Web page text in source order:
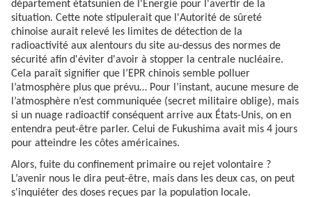
département étatsunien de l'Énergie pour l'avertir de la
situation. Cette note stipulerait que l'Autorité de sûreté
chinoise aurait relevé les limites de détection de la
radioactivité aux alentours du site au-dessus des normes de
sécurité afin d'éviter d'avoir à stopper la centrale nucléaire.
Cela paraît signifier que l’EPR chinois semble polluer
l’atmosphère plus que prévu… Pour l’instant, aucune mesure de
l’atmosphère n’est communiquée (secret militaire oblige), mais
si un nuage radioactif conséquent arrive aux États-Unis, on en
entendra peut-être parler. Celui de Fukushima avait mis 4 jours
pour atteindre les côtes américaines.
Alors, fuite du confinement primaire ou rejet volontaire ?
L’avenir nous le dira peut-être, mais dans les deux cas, on peut
s'inquiéter des doses reçues par la population locale.